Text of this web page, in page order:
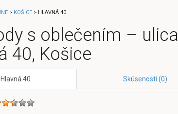
> KOŠICE > HLAVNÁ 40
s oblečením – ulica
40, Košice
Hlavná 40 Skúsenosti (0)